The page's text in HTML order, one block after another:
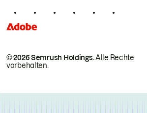
© 2026 Semrush Holdings.Alle Rechte
vorbehalten.